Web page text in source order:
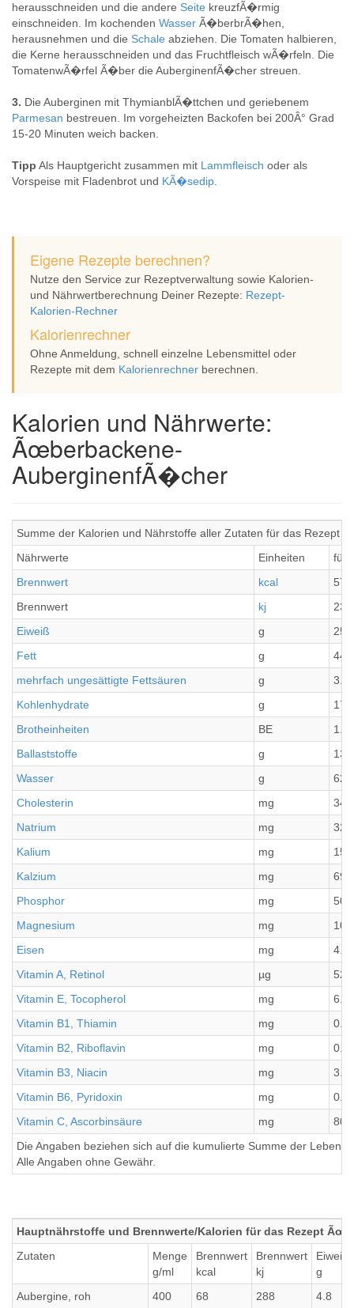
herausschneiden und die andere Seite kreuzfÃ�rmig
einschneiden. Im kochenden Wasser Ã�berbrÃ�hen,
herausnehmen und die Schale abziehen. Die Tomaten halbieren,
die Kerne herausschneiden und das Fruchtfleisch wÃ�rfeln. Die
TomatenwÃ�rfel Ã�ber die AuberginenfÃ�cher streuen.
3. Die Auberginen mit ThymianblÃ�ttchen und geriebenem
Parmesan bestreuen. Im vorgeheizten Backofen bei 200Â° Grad
15-20 Minuten weich backen.
Tipp Als Hauptgericht zusammen mit Lammfleisch oder als
Vorspeise mit Fladenbrot und KÃ�sedip
Eigene Rezepte berechnen?
Nutze den Service zur Rezeptverwaltung sowie Kalorien-
und Nährwertberechnung Deiner Rezepte: Rezept-
Kalorien-Rechner
Kalorienrechner
Ohne Anmeldung, schnell einzelne Lebensmittel oder
Rezepte mit dem Kalorienrechner berechnen.
Kalorien und Nährwerte:
Ãœberbackene-
AuberginenfÃ�cher
Summe der Kalorien und Nährstoffe aller Zutaten für das Rezept
Nährwerte
Einheiten
für
Brennwert
kcal
Brennwert
kj
Eiweiß
g
Fett
g
mehrfach ungesättigte Fettsäuren
g
Kohlenhydrate
g
Brotheinheiten
BE
Ballaststoffe
g
Wasser
g
Cholesterin
mg
Natrium
mg
Kalium
mg
Kalzium
mg
Phosphor
mg
Magnesium
mg
Eisen
mg
Vitamin A, Retinol
µg
Vitamin E, Tocopherol
mg
Vitamin B1, Thiamin
mg
Vitamin B2, Riboflavin
mg
Vitamin B3, Niacin
mg
Vitamin B6, Pyridoxin
mg
Vitamin C, Ascorbinsäure
mg
80
Die Angaben beziehen sich auf die kumulierte Summe der
Alle Angaben ohne Gewähr.
Hauptnährstoffe und Brennwerte/Kalorien für das Rezept
Zutaten
Menge
g/ml
Brennwert
kcal
Brennwert
kj
Eiweiß
g
Aubergine, roh
400 68 288 4.8